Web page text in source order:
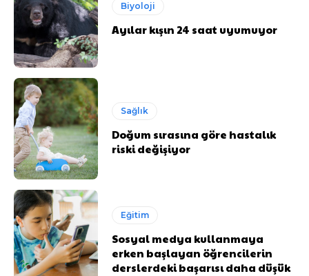
Biyoloji
Ayılar kışın 24 saat uyumuyor
Sağlık
Doğum sırasına göre hastalık
riski değişiyor
Eğitim
Sosyal medya kullanmaya
erken başlayan öğrencilerin
derslerdeki başarısı daha düşük